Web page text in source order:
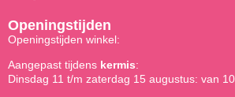
Openingstijden
Openingstijden winkel:
Aangepast tijdens kermis:
Dinsdag 11 t/m zaterdag 15 augustus: van